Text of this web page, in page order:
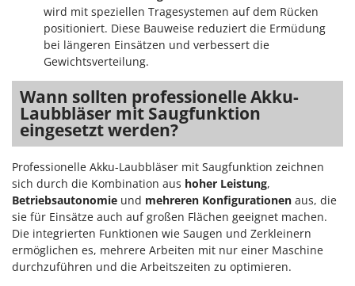
wird mit speziellen Tragesystemen auf dem Rücken
positioniert. Diese Bauweise reduziert die Ermüdung
bei längeren Einsätzen und verbessert die
Gewichtsverteilung.
Wann sollten professionelle Akku-
Laubbläser mit Saugfunktion
eingesetzt werden?
Professionelle Akku-Laubbläser mit Saugfunktion zeichnen
sich durch die Kombination aus hoher Leistung,
Betriebsautonomie und mehreren Konfigurationen aus, die
sie für Einsätze auch auf großen Flächen geeignet machen.
Die integrierten Funktionen wie Saugen und Zerkleinern
ermöglichen es, mehrere Arbeiten mit nur einer Maschine
durchzuführen und die Arbeitszeiten zu optimieren.